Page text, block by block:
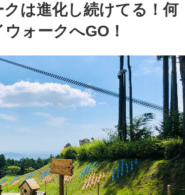
は進化し続けてる！何
ォークへGO！